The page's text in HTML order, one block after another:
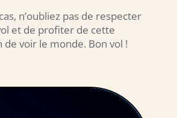
n’oubliez pas de respecter
et de profiter de cette
de voir le monde. Bon vol !